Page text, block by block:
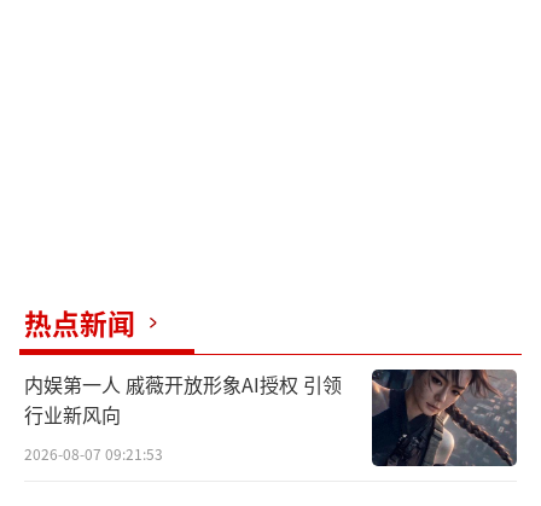
热点新闻
内娱第一人 戚薇开放形象AI授权 引领
行业新风向
2026-08-07 09:21:53